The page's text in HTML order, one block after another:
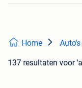
Home Auto's
137 resultaten voor